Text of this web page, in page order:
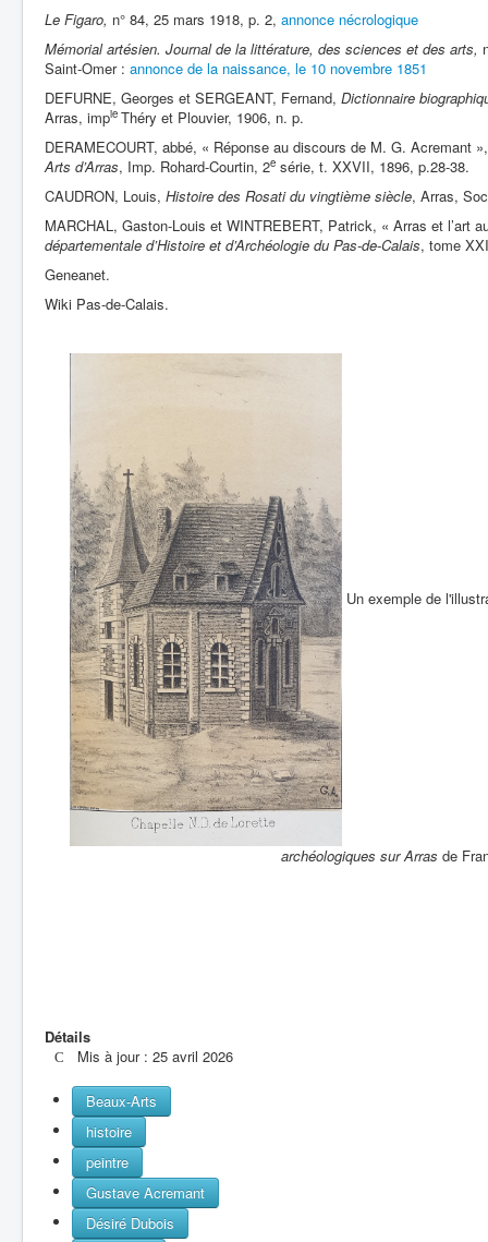
Le Figaro, n° 84, 25 mars 1918, p. 2, annonce nécrologique
Mémorial artésien. Journal de la littérature, des sciences et des arts,
Saint-Omer : annonce de la naissance, le 10 novembre 1851
DEFURNE, Georges et SERGEANT, Fernand, Dictionnaire
Arras, impie Théry et Plouvier, 1906, n. p.
DERAMECOURT, abbé, « Réponse au discours de M. G. Acremant
Arts d’Arras, Imp. Rohard-Courtin, 2e série, t. XXVII, 1896, p.28-38.
CAUDRON, Louis, Histoire des Rosati du vingtième siècle, Arras,
MARCHAL, Gaston-Louis et WINTREBERT, Patrick, « Arras et l’art
départementale d’Histoire et d’Archéologie du Pas-de-Calais, tome
Geneanet.
Wiki Pas-de-Calais.
Un exemple de
archéologiques sur Arras de
Détails
Mis à jour : 25 avril 2026
Beaux-Arts
histoire
peintre
Gustave Acremant
Désiré Dubois